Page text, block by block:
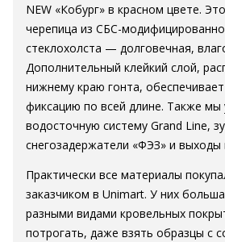
NEW «Кобург» в красном цвете.
черепица из СБС-
стеклохолста — долговечная,
Дополнительный клейкий слой,
нижнему краю гонта,
фиксацию по всей длине. Также мы
водосточную систему Grand Line,
снегозадержатели «ФЭЗ» и выходы
Практически все материалы
заказчиком в Unimart. У них
разными видами кровельных
потрогать, даже взять образцы с